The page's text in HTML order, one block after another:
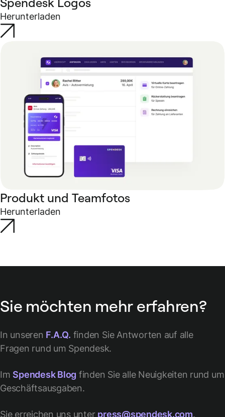
Herunterladen
Produkt und Teamfotos
Herunterladen
Sie möchten mehr erfahren?
In unseren F.A.Q. finden Sie Antworten auf alle
Fragen rund um Spendesk.
Im Spendesk Blog finden Sie alle Neuigkeiten rund um
Geschäftsausgaben.
Sie erreichen uns unter press@spendesk.com.